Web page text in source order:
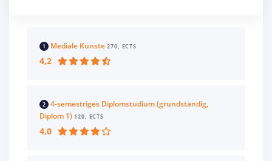
1 Mediale Künste 270, ECTS
4,2
2
4-semestriges Diplomstudium (grundständig,
Diplom 1) 120, ECTS
4,0